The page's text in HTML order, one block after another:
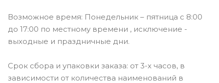
Возможное время: Понедельник – пятница с 8:00
до 17:00 по местному времени , исключение -
выходные и праздничные дни.
Срок сбора и упаковки заказа: от 3-х часов, в
зависимости от количества наименований в